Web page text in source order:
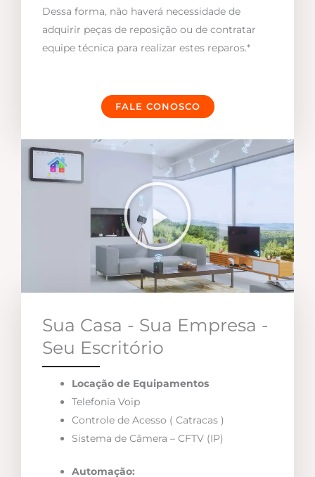
Dessa forma, não haverá necessidade de
adquirir peças de reposição ou de contratar
equipe técnica para realizar estes reparos.*
FALE CONOSCO
Sua Casa - Sua Empresa -
Seu Escritório
Locação de Equipamentos
Telefonia Voip
Controle de Acesso ( Catracas )
Sistema de Câmera – CFTV (IP)
Automação: